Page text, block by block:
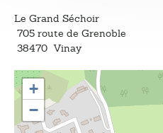
Le Grand Séchoir
705 route de Grenoble
38470 Vinay
+
−